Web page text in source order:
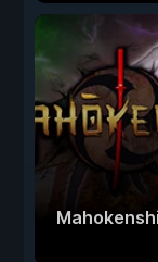
Mahokenshi